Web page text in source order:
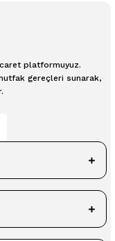
platformuyuz.
gereçleri sunarak,